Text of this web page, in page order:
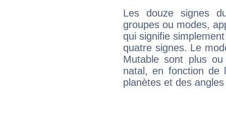
Les douze signes
groupes ou modes,
qui signifie
quatre signes. Le
Mutable sont plus
natal, en fonction de
planètes et des